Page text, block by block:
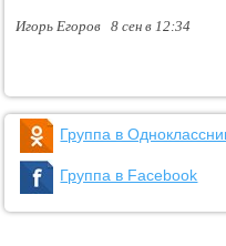
Игорь Егоров 8 сен в 12:34
Группа в
Группа в Facebook